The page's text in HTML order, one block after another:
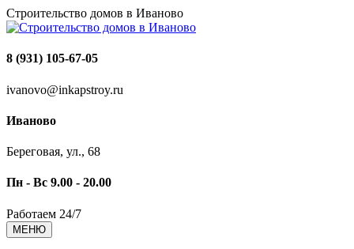
Строительство домов в Иваново
8 (931) 105-67-05
ivanovo@inkapstroy.ru
Иваново
Береговая, ул., 68
Пн - Вс 9.00 - 20.00
Работаем 24/7
МЕНЮ